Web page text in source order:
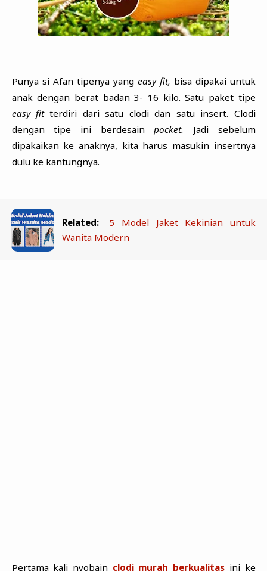
Punya si Afan tipenya yang easy fit, bisa dipakai untuk
anak dengan berat badan 3- 16 kilo. Satu paket tipe
easy fitterdiri dari satu clodi dan satu insert. Clodi
dengan tipe ini berdesainpocket. Jadi sebelum
dipakaikan ke anaknya, kita harus masukin insertnya
dulu ke kantungnya.
Related:
5 Model Jaket Kekinian untuk
Wanita Modern
Pertama kali nyobain clodi murah berkualitas ini ke